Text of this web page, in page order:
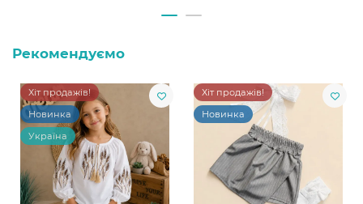
Рекомендуємо
Хіт продажів!
Новинка
Україна
Хіт продажів!
Новинка